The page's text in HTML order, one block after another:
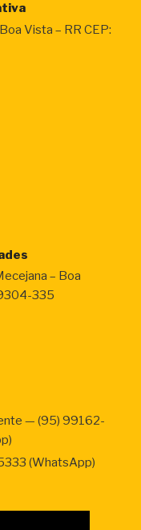
Vista – RR CEP:
– Boa
335
— (95) 99162-
(WhatsApp)